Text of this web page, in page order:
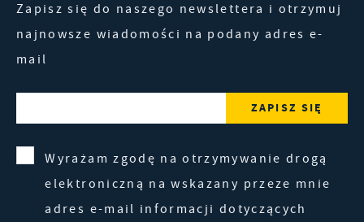
Zapisz się do naszego newslettera i otrzymuj
najnowsze wiadomości na podany adres e-
mail
Wyrażam zgodę na otrzymywanie drogą
elektroniczną na wskazany przeze mnie
adres e-mail informacji dotyczących